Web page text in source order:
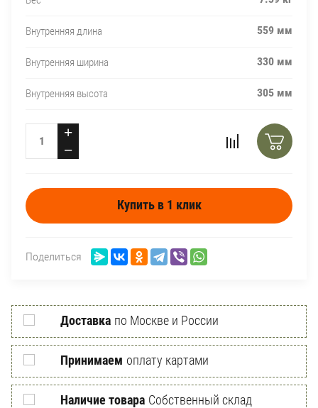
Внутренняя длина 559 мм
Внутренняя ширина 330 мм
Внутренняя высота 305 мм
+
−
Купить в 1 клик
Поделиться
Доставка по Москве и России
Принимаем оплату картами
Наличие товара Собственный склад